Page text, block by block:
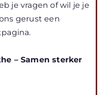
je vragen of wil je je
gerust een
– Samen sterker